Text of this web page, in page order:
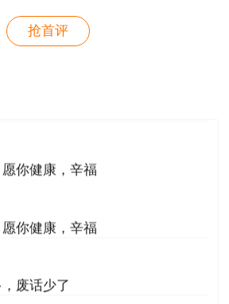
会保障部办公厅关于下发执
18项专业技术人员资格考试考
改革委员会山西省财政厅关于重
知》(晋发改价格发〔2016〕
费标准为：客观题每人每科61
69元。
抢首评
81分，感谢唐老师！
的导师。